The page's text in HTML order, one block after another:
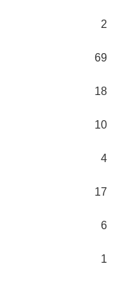
2
69
18
10
4
17
6
1